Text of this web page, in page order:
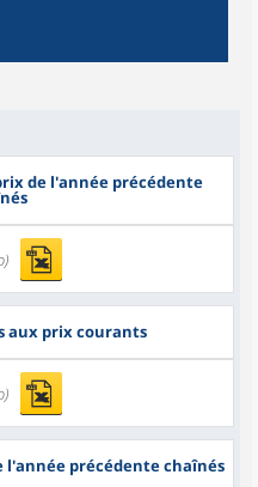
de l'année précédente
aux prix courants
l'année précédente chaînés